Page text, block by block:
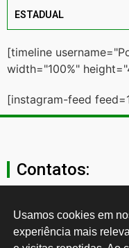
ESTADUAL
[timeline
width="100%"
[instagram-feed
Contatos:
Usamos cookies em
experiência mais